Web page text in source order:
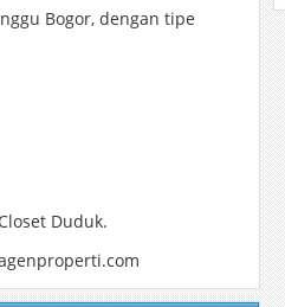
Bogor, dengan tipe
Duduk.